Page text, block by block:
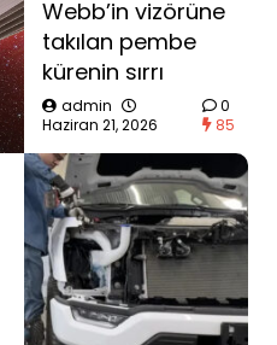
Webb’in vizörüne
takılan pembe
kürenin sırrı
admin
Haziran 21, 2026
0
85